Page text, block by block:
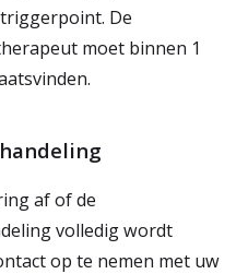
De
moet binnen 1
af of de
volledig wordt
op te nemen met uw